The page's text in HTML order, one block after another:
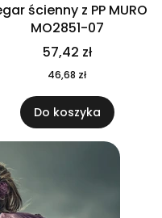
ścienny z PP MURO
MO2851-07
57,42 zł
46,68 zł
Do koszyka